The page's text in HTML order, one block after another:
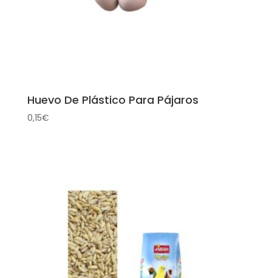
Huevo De Plástico Para Pájaros
0,15€